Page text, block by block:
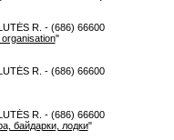
R. - (686) 66600
"
R. - (686) 66600
R. - (686) 66600
байдарки, лодки"